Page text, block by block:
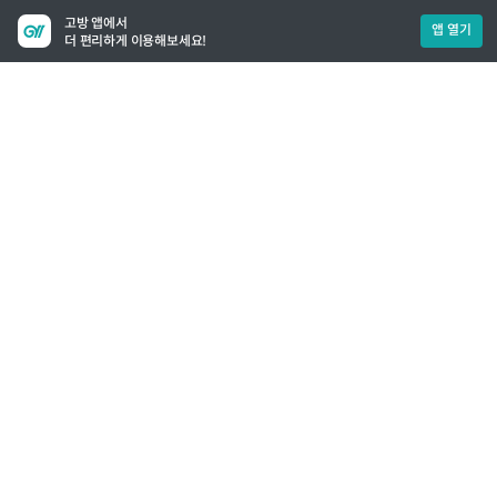
고방 앱에서
더 편리하게 이용해보세요!
앱 열기